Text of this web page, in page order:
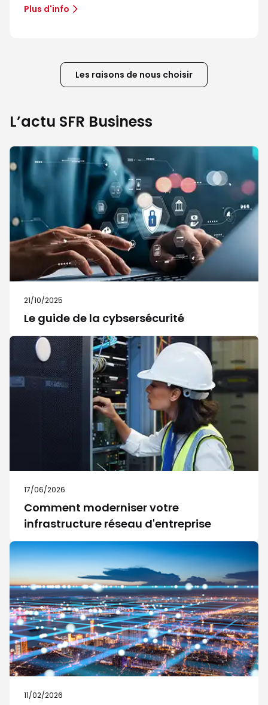
Plus d'info
Les raisons de nous choisir
L’actu SFR Business
21/10/2025
Le guide de la cybsersécurité
17/06/2026
Comment moderniser votre
infrastructure réseau d'entreprise
11/02/2026